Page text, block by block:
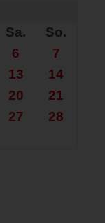
Sa.
So.
6
7
13
14
20
21
27
28